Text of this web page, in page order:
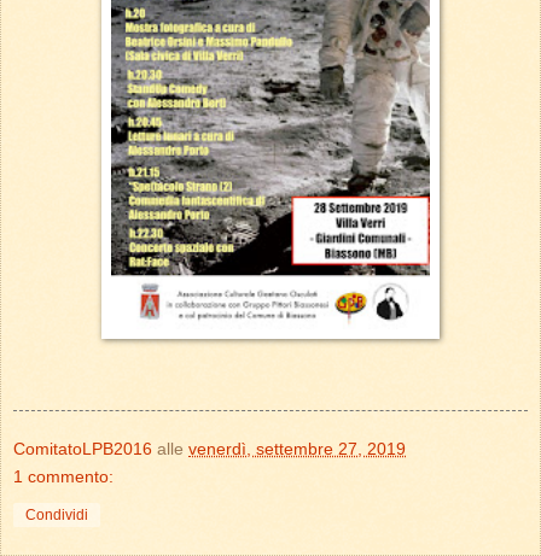
ComitatoLPB2016 alle venerdì, settembre 27, 2019
1 commento:
Condividi